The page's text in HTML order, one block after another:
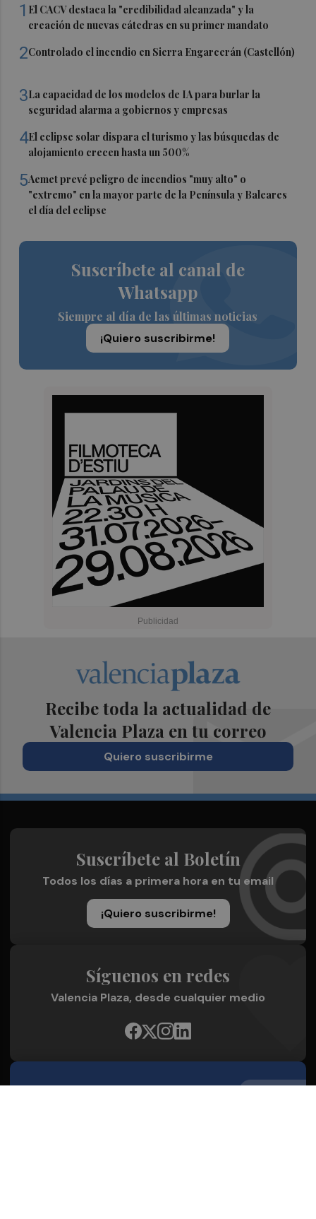
1 El CACV destaca la "credibilidad alcanzada" y la
creación de nuevas cátedras en su primer mandato
2Controlado el incendio en Sierra Engarcerán (Castellón)
3La capacidad de los modelos de IA para burlar la
seguridad alarma a gobiernos y empresas
4El eclipse solar dispara el turismo y las búsquedas de
alojamiento crecen hasta un 500%
5Aemet prevé peligro de incendios "muy alto" o
"extremo" en la mayor parte de la Península y Baleares
el día del eclipse
Suscríbete al canal de
Whatsapp
Siempre al día de las últimas noticias
¡Quiero suscribirme!
Recibe toda la actualidad de
Valencia Plaza en tu correo
Quiero suscribirme
Suscríbete al Boletín
Todos los días a primera hora en tu email
¡Quiero suscribirme!
Síguenos en redes
Valencia Plaza, desde cualquier medio
Quienes Somos